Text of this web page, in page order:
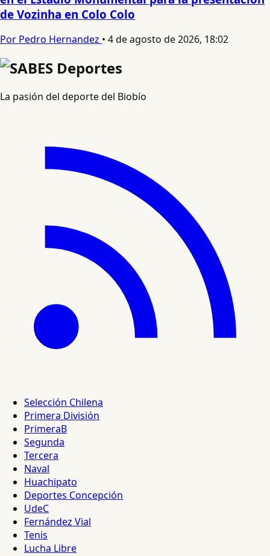
de Vozinha en Colo Colo
Por Pedro Hernandez • 4 de agosto de 2026, 18:02
La pasión del deporte del Biobío
Selección Chilena
Primera División
PrimeraB
Segunda
Tercera
Naval
Huachipato
Deportes Concepción
UdeC
Fernández Vial
Tenis
Lucha Libre